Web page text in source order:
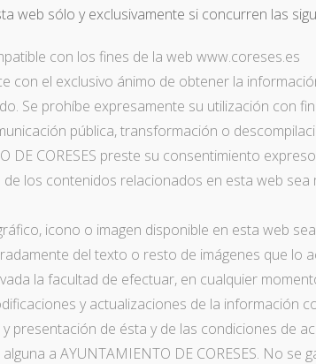
web sólo y exclusivamente si concurren las
con los fines de la web www.coreses.es
con el exclusivo ánimo de obtener la
Se prohíbe expresamente su utilización con
pública, transformación o
DE CORESES preste su consentimiento
de los contenidos relacionados en esta web
icono o imagen disponible en esta web
del texto o resto de imágenes que lo
la facultad de efectuar, en cualquier
y actualizaciones de la información
presentación de ésta y de las condiciones de
a AYUNTAMIENTO DE CORESES. No se